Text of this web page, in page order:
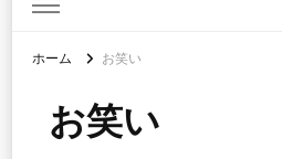
ホーム お笑い
お笑い